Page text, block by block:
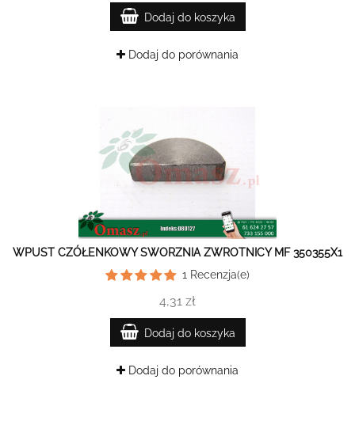
Dodaj do koszyka
Dodaj do porównania
WPUST CZÓŁENKOWY SWORZNIA ZWROTNICY MF 350355X1
1 Recenzja(e)
4,31 zł
Dodaj do koszyka
Dodaj do porównania